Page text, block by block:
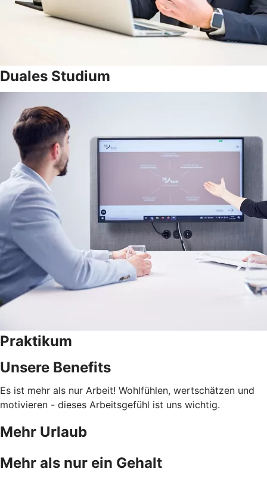
Duales Studium
Praktikum
Unsere Benefits
Es ist mehr als nur Arbeit! Wohlfühlen, wertschätzen und
motivieren - dieses Arbeitsgefühl ist uns wichtig.
Mehr Urlaub
Mehr als nur ein Gehalt